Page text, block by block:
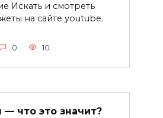
Искать и смотреть
на сайте youtube.
0 10
что это значит?